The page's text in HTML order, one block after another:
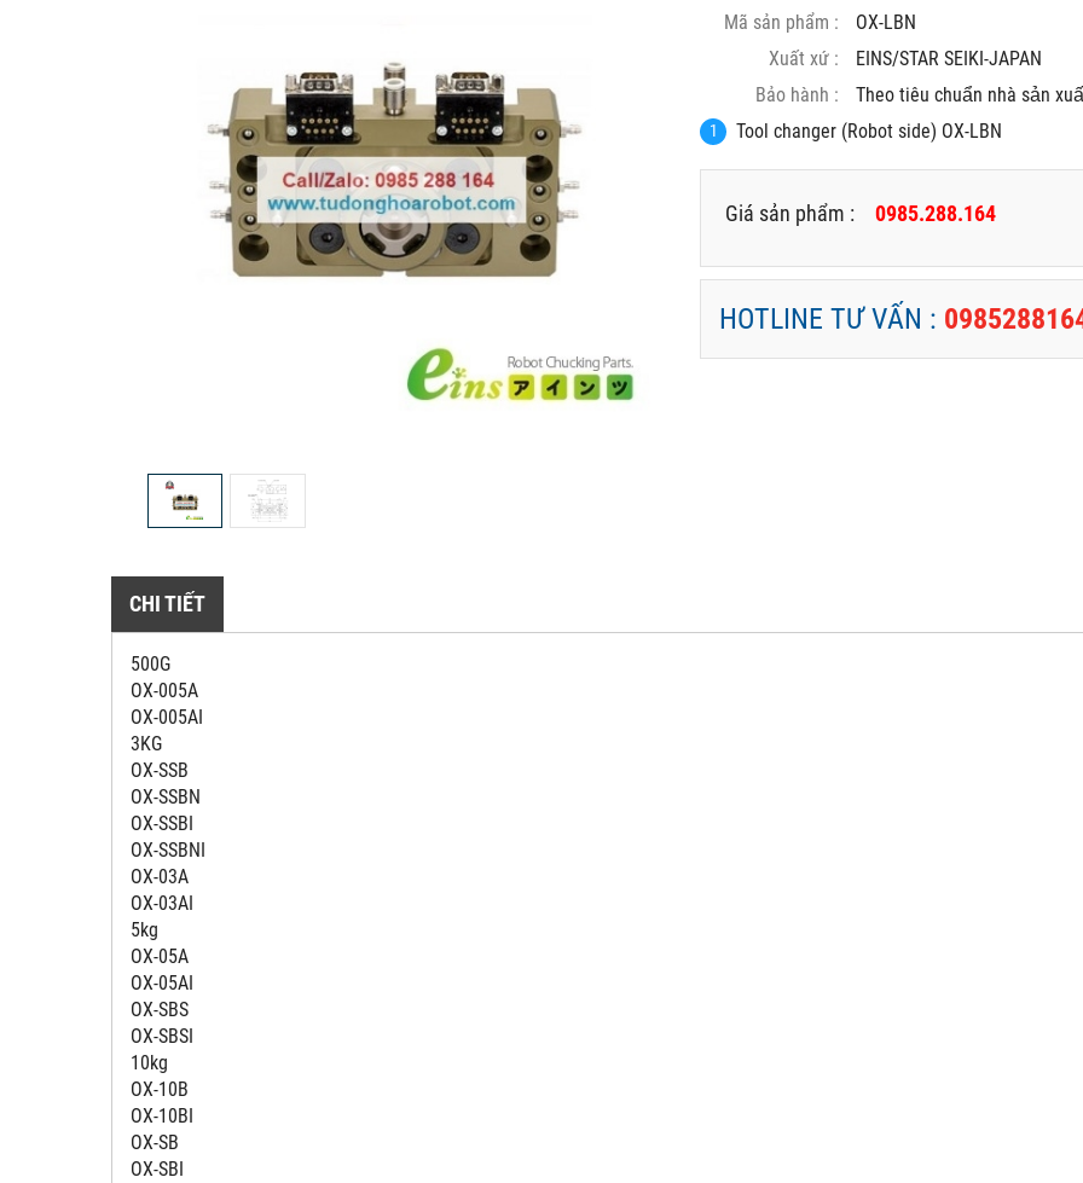
Mã sản phẩm :
OX-LBN
Xuất xứ :
EINS/STAR SEIKI-JAPAN
Bảo hành :
Theo tiêu chuẩn nhà sản
Tool changer (Robot side) OX-LBN
Giá sản phẩm : 0985.288.164
HOTLINE TƯ VẤN :
CHI TIẾT
500G
OX-005A
OX-005AI
3KG
OX-SSB
OX-SSBN
OX-SSBI
OX-SSBNI
OX-03A
OX-03AI
5kg
OX-05A
OX-05AI
OX-SBS
OX-SBSI
10kg
OX-10B
OX-10BI
OX-SB
OX-SBI